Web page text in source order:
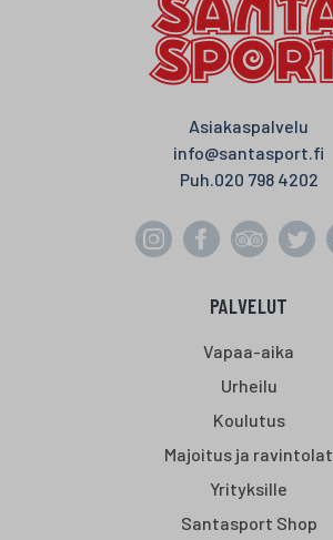
Asiakaspalvelu
info@santasport.fi
Puh.020 798 4202
PALVELUT
Vapaa-aika
Urheilu
Koulutus
Majoitus ja ravintolat
Yrityksille
Santasport Shop